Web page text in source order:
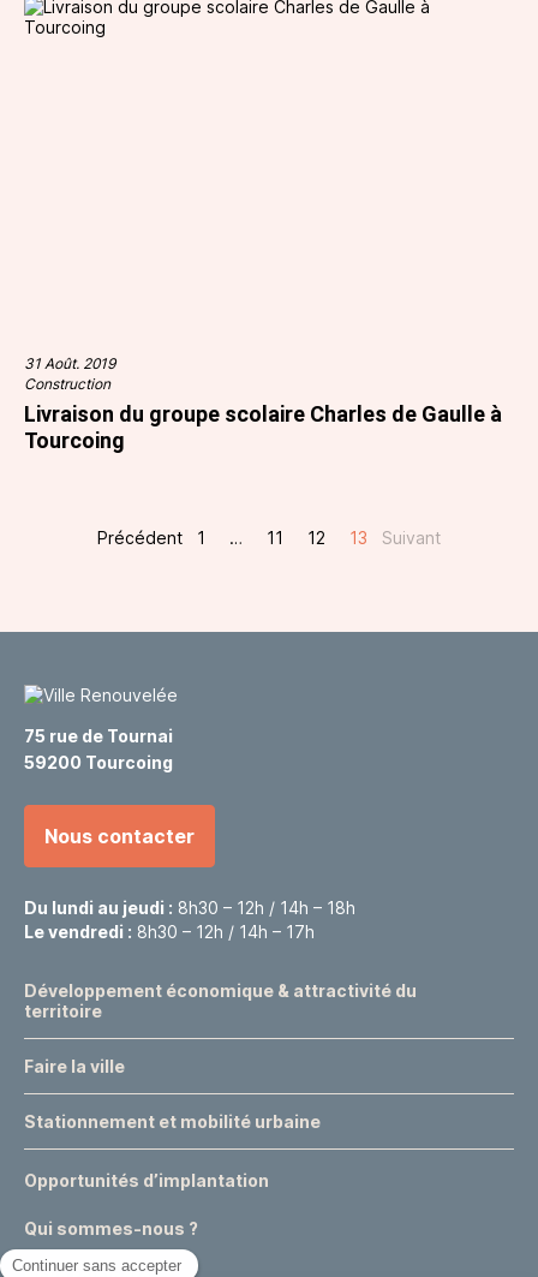
31 Août. 2019
Construction
Livraison du groupe scolaire Charles de Gaulle à
Tourcoing
Précédent 1 … 11 12 13 Suivant
75 rue de Tournai
59200 Tourcoing
Nous contacter
Du lundi au jeudi : 8h30 – 12h / 14h – 18h
Le vendredi : 8h30 – 12h / 14h – 17h
Développement économique & attractivité du
territoire
Faire la ville
Stationnement et mobilité urbaine
Opportunités d’implantation
Qui sommes-nous ?